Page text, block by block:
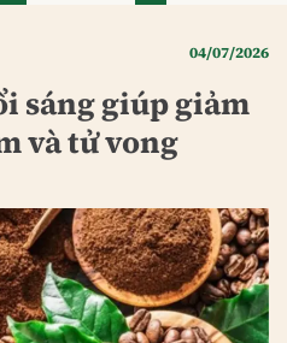
04/07/2026
sáng giúp giảm
và tử vong